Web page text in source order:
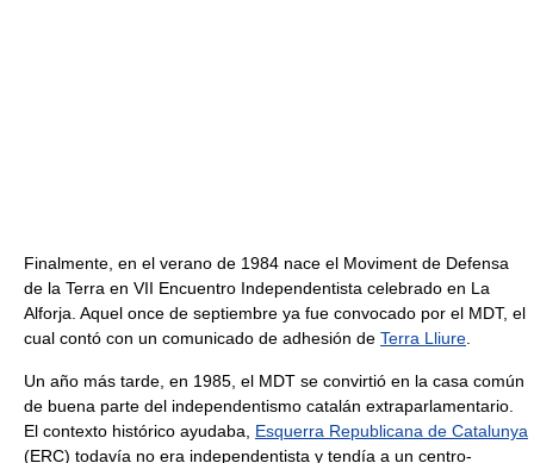
Finalmente, en el verano de 1984 nace el Moviment de Defensa
de la Terra en VII Encuentro Independentista celebrado en La
Alforja. Aquel once de septiembre ya fue convocado por el MDT, el
cual contó con un comunicado de adhesión de Terra Lliure
Un año más tarde, en 1985, el MDT se convirtió en la casa común
de buena parte del independentismo catalán extraparlamentario.
El contexto histórico ayudaba, Esquerra Republicana de Catalunya
(ERC) todavía no era independentista y tendía a un centro-